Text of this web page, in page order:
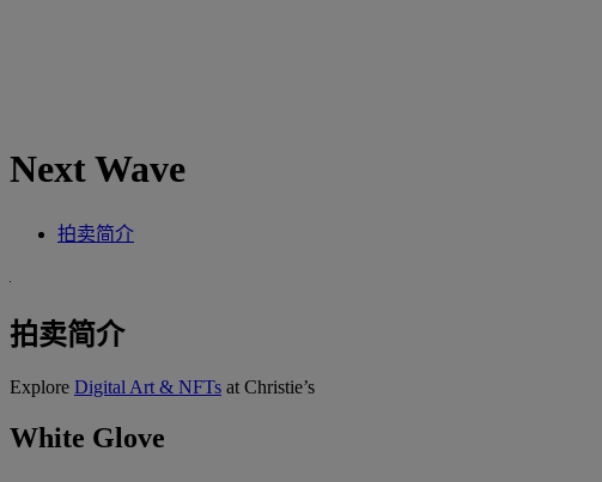
Next Wave
拍卖简介
拍卖简介
Explore Digital Art & NFTs at Christie’s
White Glove